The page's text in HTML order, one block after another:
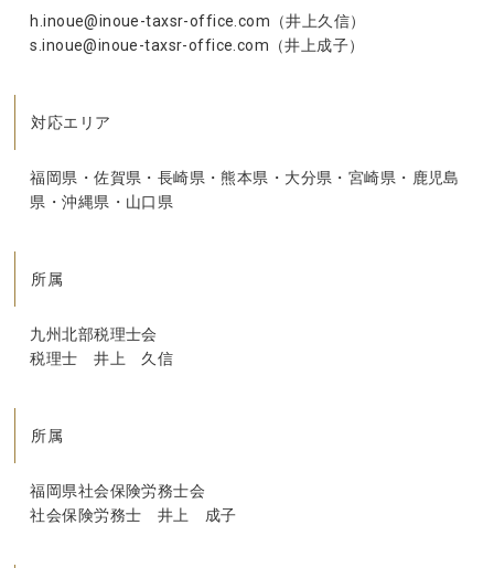
h.inoue@inoue-taxsr-office.com（井上久信）
s.inoue@inoue-taxsr-office.com（井上成子）
対応エリア
福岡県・佐賀県・長崎県・熊本県・大分県・宮崎県・鹿児島
県・沖縄県・山口県
所属
九州北部税理士会
税理士 井上 久信
所属
福岡県社会保険労務士会
社会保険労務士 井上 成子